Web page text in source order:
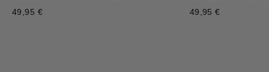
49,95 € 49,95 €